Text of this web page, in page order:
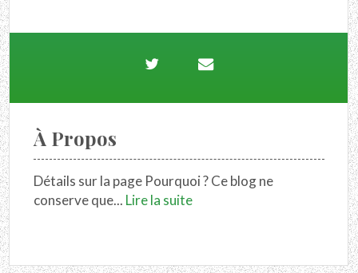
À Propos
Détails sur la page Pourquoi ? Ce blog ne
conserve que... Lire la suite